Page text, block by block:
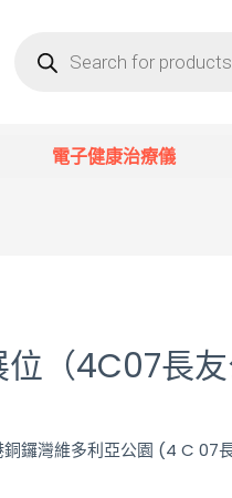
電子健康治療儀
（4C07長友
銅鑼灣維多利亞公園 (4 C 07